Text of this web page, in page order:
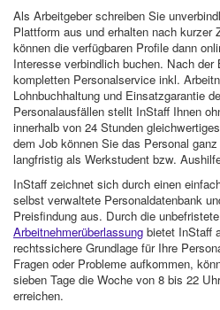
Als Arbeitgeber schreiben Sie
Plattform aus und erhalten nach kurzer
können die verfügbaren Profile dann
Interesse verbindlich buchen. Nach
kompletten Personalservice inkl.
Lohnbuchhaltung und Einsatzgarantie
Personalausfällen stellt InStaff Ihnen
innerhalb von 24 Stunden
dem Job können Sie das Personal
langfristig als Werkstudent bzw.
InStaff zeichnet sich durch einen
selbst verwaltete Personaldatenbank
Preisfindung aus. Durch die
Arbeitnehmerüberlassung bietet InStaff
rechtssichere Grundlage für Ihre
Fragen oder Probleme aufkommen,
sieben Tage die Woche von 8 bis 22
erreichen.